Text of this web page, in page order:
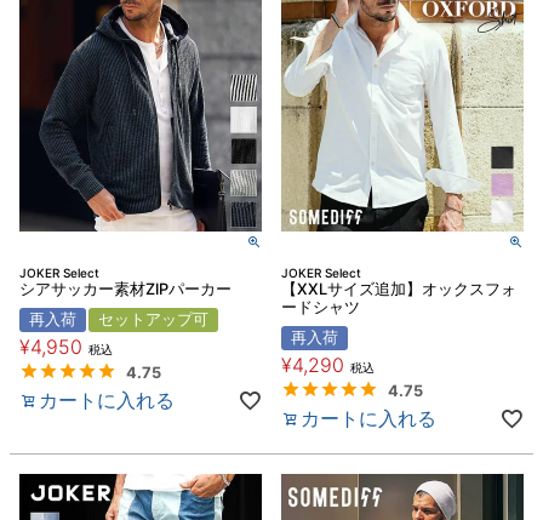
JOKER Select
シアサッカー素材ZIPパーカー
再入荷
セットアップ可
¥4,950 税込
4.75
カートに入れる
JOKER Select
【XXLサイズ追加】オックスフォ
ードシャツ
再入荷
¥4,290 税込
4.75
カートに入れる